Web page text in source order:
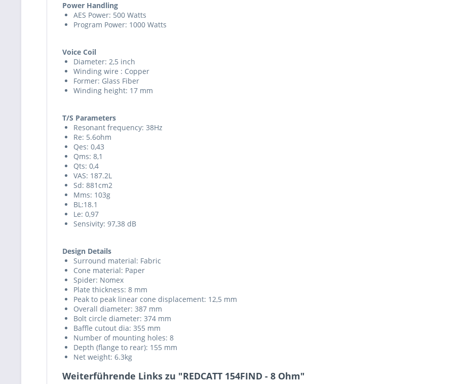
Power Handling
AES Power: 500 Watts
Program Power: 1000 Watts
Voice Coil
Diameter: 2,5 inch
Winding wire : Copper
Former: Glass Fiber
Winding height: 17 mm
T/S Parameters
Resonant frequency: 38Hz
Re: 5.6ohm
Qes: 0,43
Qms: 8,1
Qts: 0,4
VAS: 187.2L
Sd: 881cm2
Mms: 103g
BL:18.1
Le: 0,97
Sensivity: 97,38 dB
Design Details
Surround material: Fabric
Cone material: Paper
Spider: Nomex
Plate thickness: 8 mm
Peak to peak linear cone displacement: 12,5 mm
Overall diameter: 387 mm
Bolt circle diameter: 374 mm
Baffle cutout dia: 355 mm
Number of mounting holes: 8
Depth (flange to rear): 155 mm
Net weight: 6.3kg
Weiterführende Links zu "REDCATT 154FIND - 8 Ohm"